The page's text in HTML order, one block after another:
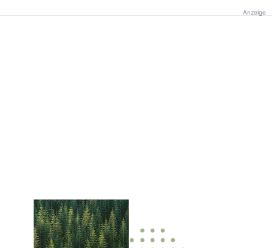
Anzeige